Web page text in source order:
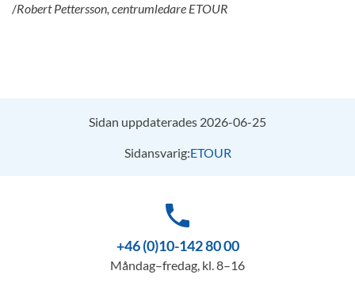
/Robert Pettersson, centrumledare ETOUR
Sidan uppdaterades 2026-06-25
Sidansvarig:ETOUR
phone
+46 (0)10-142 80 00
Måndag–fredag, kl. 8–16